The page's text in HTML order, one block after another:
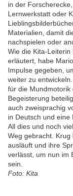
in der
Lernwerkstatt oder
Materialien, damit
nachspielen oder
Wie die Kita-
erläutert, habe
Impulse gegeben,
weiter zu
für die Mundmotorik
Begeisterung
auch zweisprachig
in Deutsch und eine
All dies und noch
Weg gebracht.
ausläuft und ihre
verlässt, um nun im
sein.
Foto: Kita